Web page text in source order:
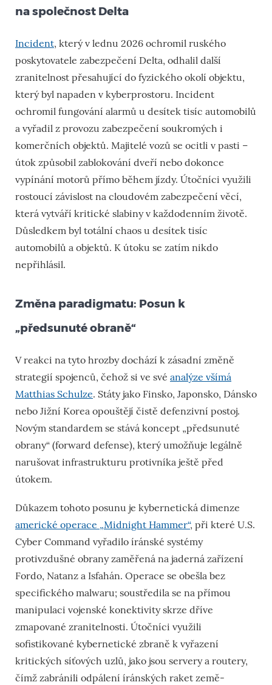
na společnost Delta
Incident, který v lednu 2026 ochromil ruského
poskytovatele zabezpečení Delta, odhalil další
zranitelnost přesahující do fyzického okolí objektu,
který byl napaden v kyberprostoru. Incident
ochromil fungování alarmů u desítek tisíc automobilů
a vyřadil z provozu zabezpečení soukromých i
komerčních objektů. Majitelé vozů se ocitli v pasti –
útok způsobil zablokování dveří nebo dokonce
vypínání motorů přímo během jízdy. Útočníci využili
rostoucí závislost na cloudovém zabezpečení věcí,
která vytváří kritické slabiny v každodenním životě.
Důsledkem byl totální chaos u desítek tisíc
automobilů a objektů. K útoku se zatím nikdo
nepřihlásil.
Změna paradigmatu: Posun k
„předsunuté obraně“
V reakci na tyto hrozby dochází k zásadní změně
strategií spojenců, čehož si ve své analýze všímá
Matthias Schulze. Státy jako Finsko, Japonsko, Dánsko
nebo Jižní Korea opouštějí čistě defenzivní postoj.
Novým standardem se stává koncept „předsunuté
obrany“ (forward defense), který umožňuje legálně
narušovat infrastrukturu protivníka ještě před
útokem.
Důkazem tohoto posunu je kybernetická dimenze
americké operace „Midnight Hammer“, při které U.S.
Cyber Command vyřadilo íránské systémy
protivzdušné obrany zaměřená na jaderná zařízení
Fordo, Natanz a Isfahán. Operace se obešla bez
specifického malwaru; soustředila se na přímou
manipulaci vojenské konektivity skrze dříve
zmapované zranitelnosti. Útočníci využili
sofistikované kybernetické zbraně k vyřazení
kritických síťových uzlů, jako jsou servery a routery,
čímž zabránili odpálení íránských raket země-